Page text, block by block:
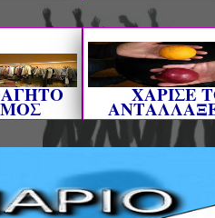
ΧΑΡΙΣΕ